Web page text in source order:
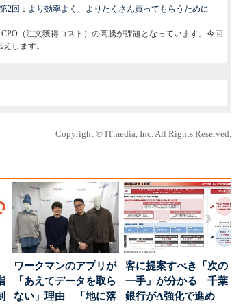
2回：より効率よく、よりたくさん買ってもらうために――
（注文獲得コスト）の高騰が課題となっています。今回
します。
Copyright © ITmedia, Inc. All Rights Reserved.
ワークマンのアプリが
「あえてデータを取ら
ない」理由 「地に落
客に提案すべき「次の
一手」が分かる 千葉
銀行がA強化で進め